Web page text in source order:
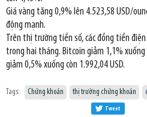
Giá vàng tăng 0,9% lên 4.523,58 USD/
động mạnh.
Trên thị trường tiền số, các đồng tiền
trong hai tháng. Bitcoin giảm 1,1% xuống
giảm 0,5% xuống còn 1.992,04 USD.
Tags: Chứng khoán thị trường chứng khoán
Tweet